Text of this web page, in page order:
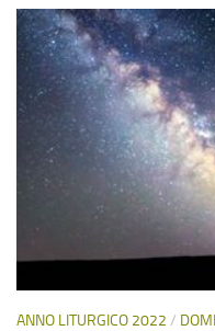
ANNO LITURGICO 2022 /